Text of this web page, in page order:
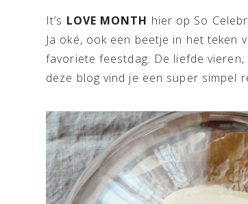
It’s LOVE MONTH hier op So
Ja oké, ook een beetje in het teken
favoriete feestdag. De liefde
deze blog vind je een super simpel